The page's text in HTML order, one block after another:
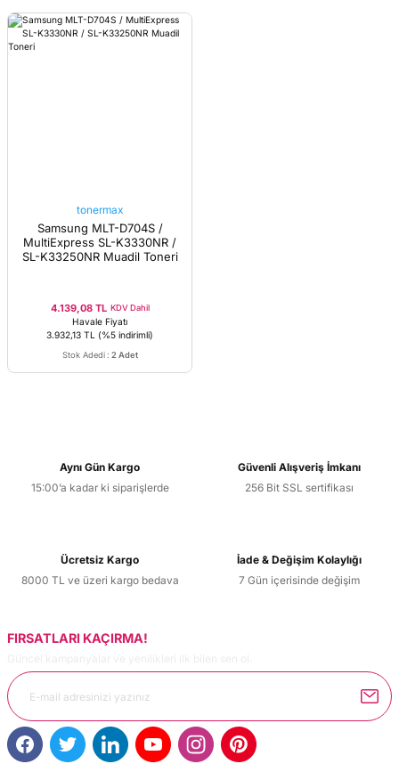
tonermax
Samsung MLT-D704S /
MultiExpress SL-K3330NR /
SL-K33250NR Muadil Toneri
4.139,08 TL KDV Dahil
Havale Fiyatı
3.932,13 TL (%5 indirimli)
Stok Adedi : 2 Adet
Aynı Gün Kargo
15:00’a kadar ki siparişlerde
Güvenli Alışveriş İmkanı
256 Bit SSL sertifikası
Ücretsiz Kargo
8000 TL ve üzeri kargo bedava
İade & Değişim Kolaylığı
7 Gün içerisinde değişim
FIRSATLARI KAÇIRMA!